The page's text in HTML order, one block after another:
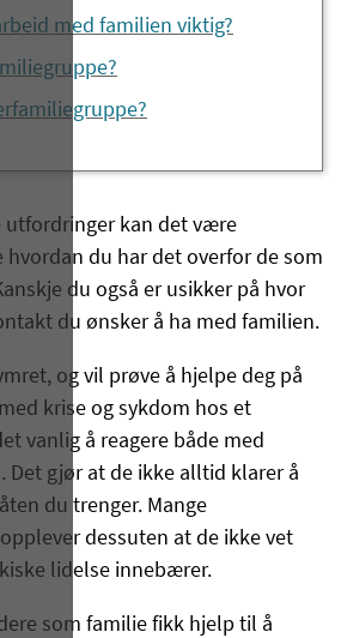
med familien viktig?
utfordringer kan det være
hvordan du har det overfor de som
du også er usikker på hvor
du ønsker å ha med familien.
og vil prøve å hjelpe deg på
krise og sykdom hos et
vanlig å reagere både med
Det gjør at de ikke alltid klarer å
du trenger. Mange
dessuten at de ikke vet
lidelse innebærer.
som familie fikk hjelp til å